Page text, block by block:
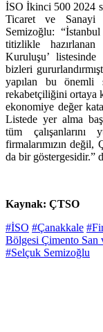
İSO İkinci 500 2024
Ticaret ve Sanayi
Semizoğlu:
titizlikle
Kuruluşu’ listesinde
bizleri
yapılan bu önemli
rekabetçiliğini ortaya
ekonomiye değer
Listede yer alma
tüm çalışanlarını
firmalarımızın
da bir göstergesidir.”
Kaynak: ÇTSO
#İSO #Çanakkale
Bölgesi Çimento San
#Selçuk Semizoğlu